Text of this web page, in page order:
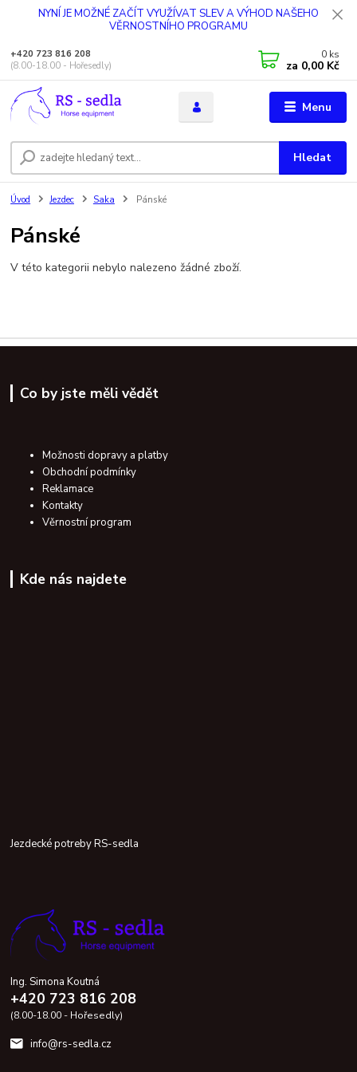
NYNÍ JE MOŽNÉ ZAČÍT VYUŽÍVAT SLEV A VÝHOD NAŠEHO
VĚRNOSTNÍHO PROGRAMU
Menu
Hledat
+420 723 816 208
(8.00-18.00 - Hořesedly)
0 ks
za 0,00 Kč
Úvod Jezdec Saka Pánské
Pánské
V této kategorii nebylo nalezeno žádné zboží.
Co by jste měli vědět
Možnosti dopravy a platby
Obchodní podmínky
Reklamace
Kontakty
Věrnostní program
Kde nás najdete
Jezdecké potreby RS-sedla
Ing. Simona Koutná
+420 723 816 208
(8.00-18.00 - Hořesedly)
info@rs-sedla.cz